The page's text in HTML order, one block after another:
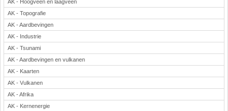
Lichamelijke opvoeding
Muziek
Natuurkunde
Nederlands
Rekenen
Scheikunde
Sport
Techniek
Verkeer
AK - Hoogveen en laagveen
AK - Topografie
AK - Aardbevingen
AK - Industrie
AK - Tsunami
AK - Aardbevingen en vulkanen
AK - Kaarten
AK - Vulkanen
AK - Afrika
AK - Kernenergie